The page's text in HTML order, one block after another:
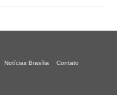
Notícias Brasília Contato